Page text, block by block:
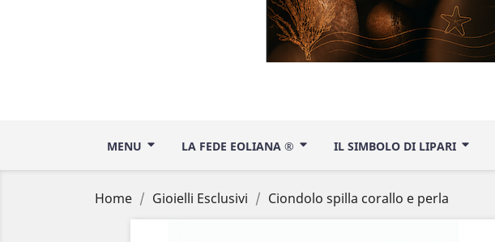
MENU LA FEDE EOLIANA ® IL SIMBOLO DI LIPARI
Home Gioielli Esclusivi Ciondolo spilla corallo e perla